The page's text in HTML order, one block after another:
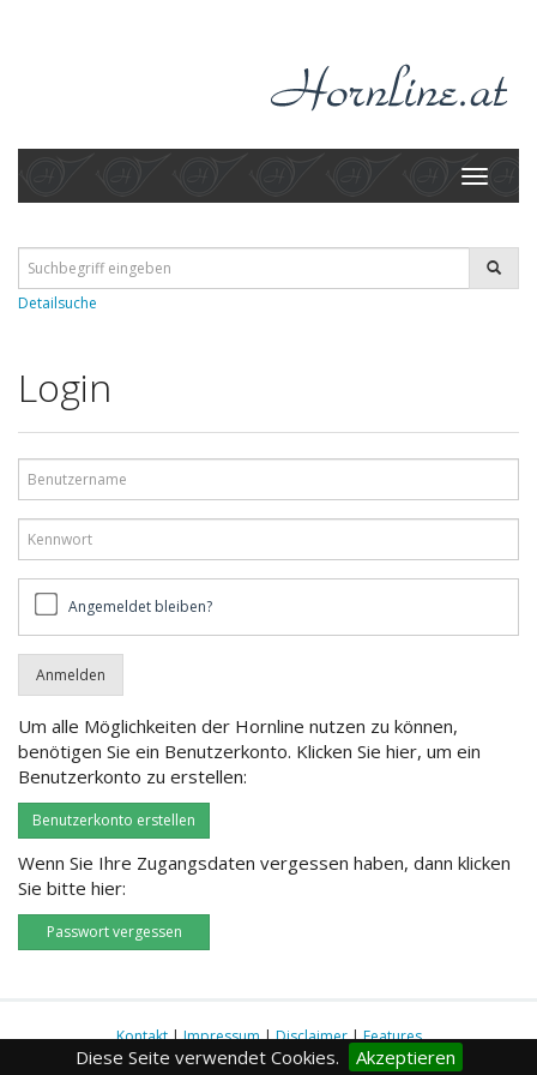
Diese Seite verwendet Cookies. Akzeptieren
Toggle
Detailsuche
Login
bleiben?Angemeldet bleiben?
Um alle Möglichkeiten der Hornline nutzen zu können,
benötigen Sie ein Benutzerkonto. Klicken Sie hier, um ein
Benutzerkonto zu erstellen:
Benutzerkonto erstellen
Wenn Sie Ihre Zugangsdaten vergessen haben, dann klicken
Sie bitte hier:
Passwort vergessen
Kontakt|Impressum|Disclaimer|Features